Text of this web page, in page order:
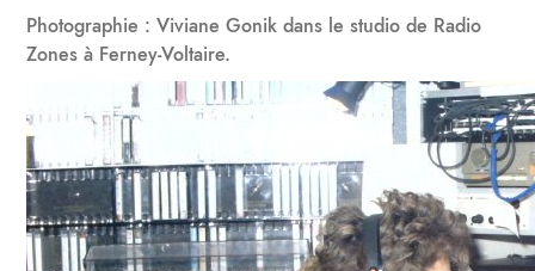
Photographie : Viviane Gonik dans le studio de Radio
Zones à Ferney-Voltaire.